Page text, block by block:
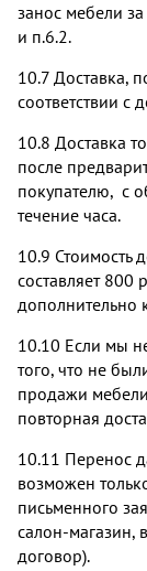
занос мебели
и п.6.2.
10.7 Доставка,
соответствии с
10.8 Доставка
после
покупателю, с
течение часа.
10.9 Стоимость
составляет 800
дополнительно
10.10 Если мы
того, что не
продажи
повторная
10.11 Перенос
возможен
письменного
салон-магазин,
договор).